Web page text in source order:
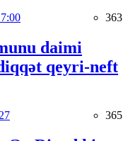
363
daimi
qeyri-neft
365